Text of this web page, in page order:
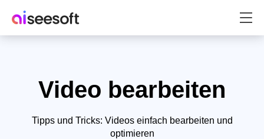
Video bearbeiten
Tipps und Tricks: Videos einfach bearbeiten und
optimieren